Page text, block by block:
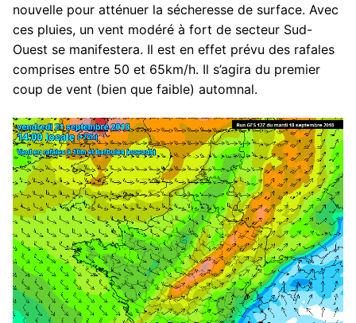
nouvelle pour atténuer la sécheresse de surface. Avec
ces pluies, un vent modéré à fort de secteur Sud-
Ouest se manifestera. Il est en effet prévu des rafales
comprises entre 50 et 65km/h. Il s’agira du premier
coup de vent (bien que faible) automnal.